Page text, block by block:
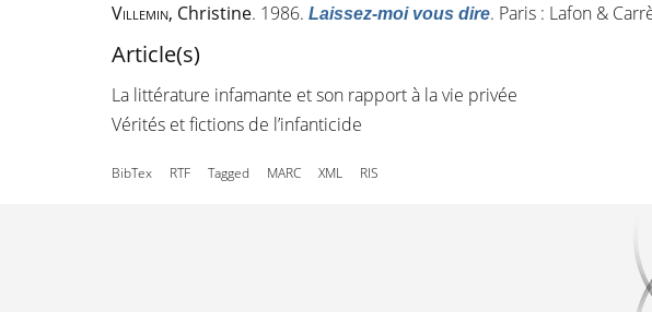
Villemin, Christine. 1986. Laissez-moi vous dire. Paris : Lafon &
Article(s)
La littérature infamante et son rapport à la vie privée
Vérités et fictions de l’infanticide
BibTex RTF Tagged MARC XML RIS